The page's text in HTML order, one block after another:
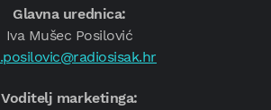
Glavna urednica:
Iva Mušec Posilović
Voditelj marketinga: